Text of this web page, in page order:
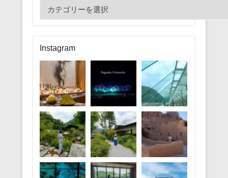
テ
リ
ー
Instagram